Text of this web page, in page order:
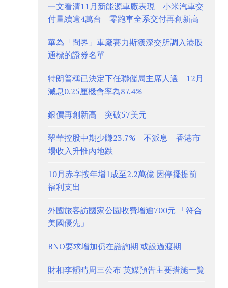
一文看清11月新能源車廠表現 小米汽車交
付量續逾4萬台 零跑車全系交付再創新高
華為「問界」車廠賽力斯獲深交所調入港股
通標的證券名單
特朗普稱已決定下任聯儲局主席人選 12月
減息0.25厘機會率為87.4%
銀價再創新高 突破57美元
翠華控股中期少賺23.7% 不派息 香港市
場收入升惟內地跌
10月赤字按年增1成至2.2萬億 因停擺提前
福利支出
外國旅客訪國家公園收費增逾700元 「符合
美國優先」
BNO要求增加仍在諮詢期 或設過渡期
財相李韻晴周三公布 英媒預告主要措施一覽